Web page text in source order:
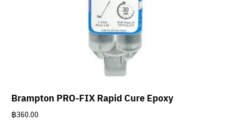
Brampton PRO-FIX Rapid Cure Epoxy
฿360.00